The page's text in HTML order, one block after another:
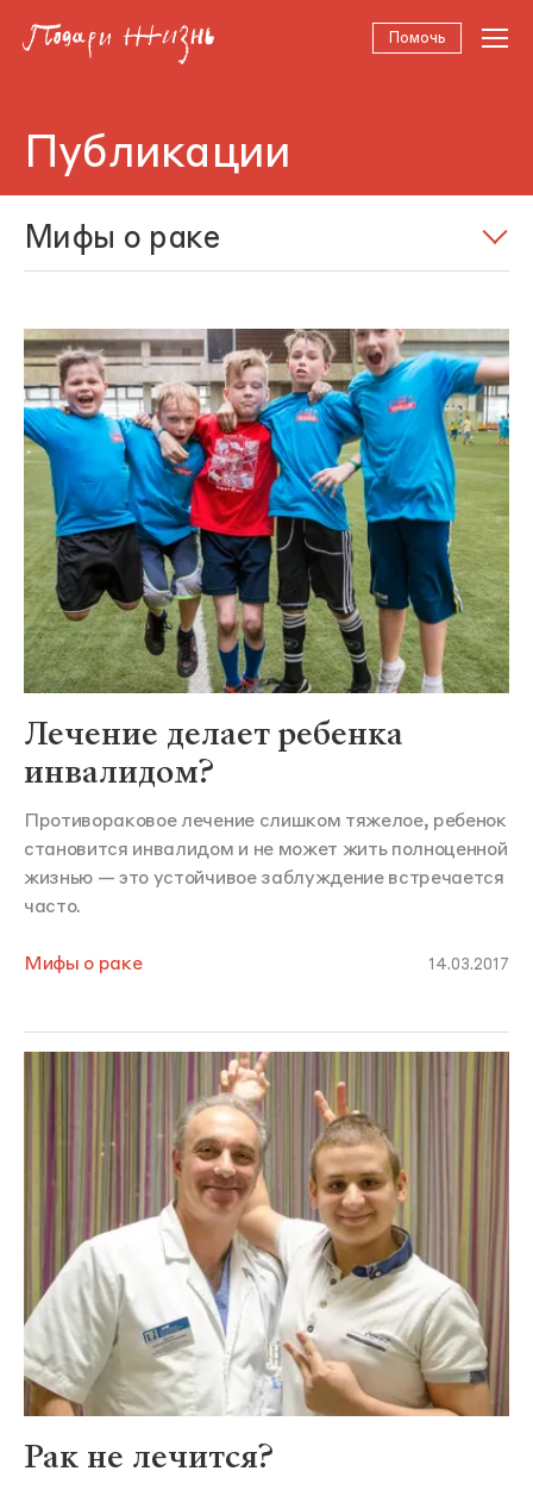
Помочь
Публикации
Мифы о раке
Лечение делает ребенка
инвалидом?
Противораковое лечение слишком тяжелое, ребенок
становится инвалидом и не может жить полноценной
жизнью — это устойчивое заблуждение встречается
часто.
Мифы о раке 14.03.2017
Рак не лечится?